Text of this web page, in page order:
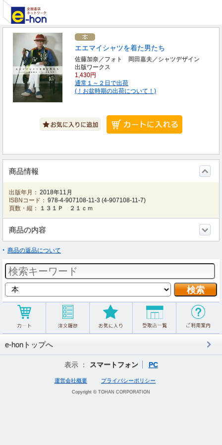
エエマイシャツを着た男たち
佐藤加奈／フォト 岡田嘉夫／シャツデザイン
出版ワークス
1,430円
通常１～２日で出荷
(！お盆時期の出荷について！)
商品情報
出版年月： 2018年11月
ISBNコード： 978-4-907108-11-3 (4-907108-11-7)
頁数・縦：
１３１Ｐ ２１ｃｍ
商品の内容
商品の返品について
e-honトップへ
表示 ： スマートフォン PC
運営会社概要 プライバシーポリシー
Copyright © TOHAN CORPORATION